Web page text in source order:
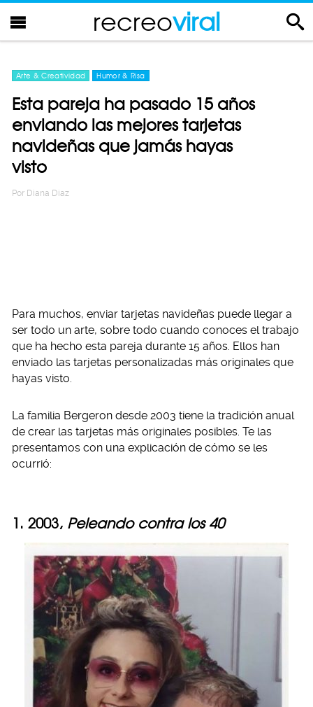
recreoviral
Arte & Creatividad Humor & Risa
Esta pareja ha pasado 15 años
enviando las mejores tarjetas
navideñas que jamás hayas
visto
Por Diana Diaz
Para muchos, enviar tarjetas navideñas puede llegar a
ser todo un arte, sobre todo cuando conoces el trabajo
que ha hecho esta pareja durante 15 años. Ellos han
enviado las tarjetas personalizadas más originales que
hayas visto.
La familia Bergeron desde 2003 tiene la tradición anual
de crear las tarjetas más originales posibles. Te las
presentamos con una explicación de cómo se les
ocurrió:
1. 2003, Peleando contra los 40